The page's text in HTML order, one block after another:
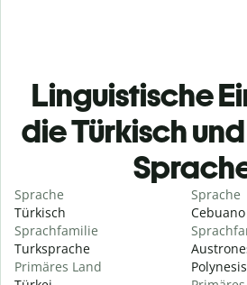
Linguistische
die Türkisch
Sprache
Türkisch
Sprachfamilie
Turksprache
Primäres Land
Sprache
Cebuano